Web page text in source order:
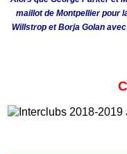
maillot de Montpellier pour
Willstrop et Borja Golan